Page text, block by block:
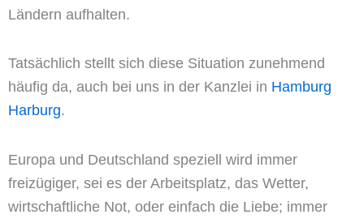
Ländern aufhalten.
Tatsächlich stellt sich diese Situation zunehmend
häufig da, auch bei uns in der Kanzlei in Hamburg
Harburg.
Europa und Deutschland speziell wird immer
freizügiger, sei es der Arbeitsplatz, das Wetter,
wirtschaftliche Not, oder einfach die Liebe; immer